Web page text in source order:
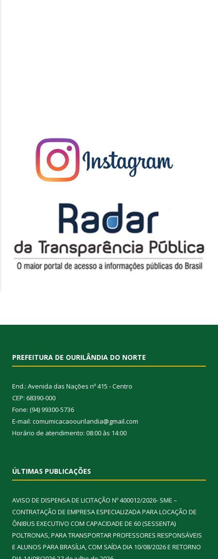
PREFEITURA DE OURILÂNDIA DO NORTE
End.: Avenida das Nações nº 415 - Centro
CEP: 68390-000
Fone: (94) 99300-5736
E-mail: comumicacaoourilandia@gmail.com
Horário de atendimento: 08:00 às 14:00
ÚLTIMAS PUBLICAÇÕES
AVISO DE DISPENSA DE LICITAÇÃO Nº 400012/2026- SME –
CONTRATAÇÃO DE EMPRESA ESPECIALIZADA PARA LOCAÇÃO DE
ÔNIBUS EXECUTIVO COM CAPACIDADE DE 60 (SESSENTA)
POLTRONAS, PARA TRANSPORTAR PROFESSORES RESPONSÁVEIS
E ALUNOS PARA BRASÍLIA, COM SAÍDA DIA 10/08/2026 E RETORNO